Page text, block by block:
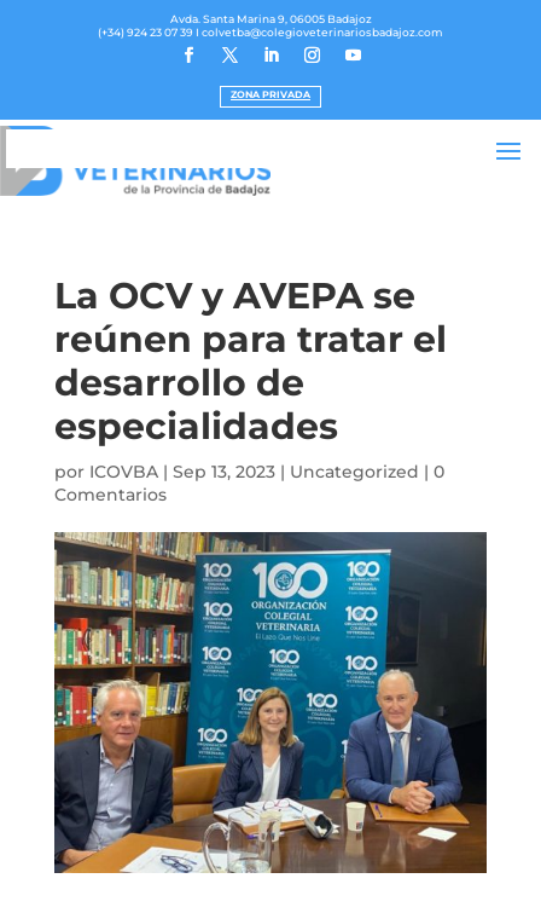
Avda. Santa Marina 9, 06005 Badajoz
(+34) 924 23 07 39 I colvetba@colegioveterinariosbadajoz.com
ZONA PRIVADA
La OCV y AVEPA se
reúnen para tratar el
desarrollo de
especialidades
por ICOVBA| Sep 13, 2023| Uncategorized | 0
Comentarios